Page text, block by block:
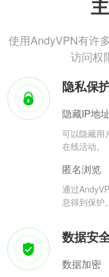
使用AndyVPN有许
访问权
隐私保
隐藏IP地址
可以隐藏用
在线活动。
匿名浏览
通过
息得到保护。
数据安
数据加密